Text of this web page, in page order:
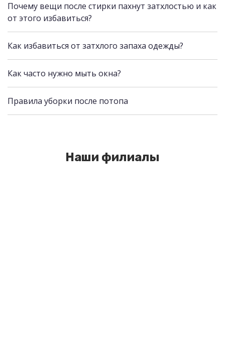
Почему вещи после стирки пахнут затхлостью и как
от этого избавиться?
Как избавиться от затхлого запаха одежды?
Как часто нужно мыть окна?
Правила уборки после потопа
Наши филиалы